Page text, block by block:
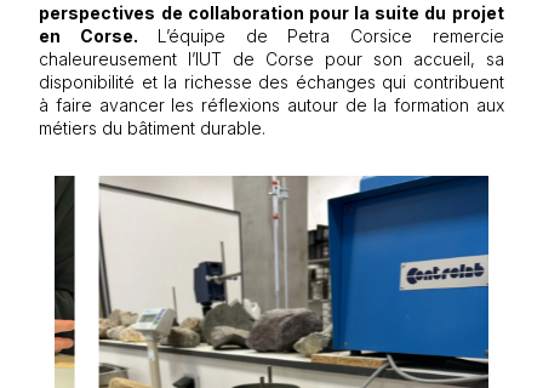
perspectives de collaboration pour la suite du projet
en Corse. L’équipe de Petra Corsice remercie
chaleureusement l’IUT de Corse pour son accueil, sa
disponibilité et la richesse des échanges qui contribuent
à faire avancer les réflexions autour de la formation aux
métiers du bâtiment durable.